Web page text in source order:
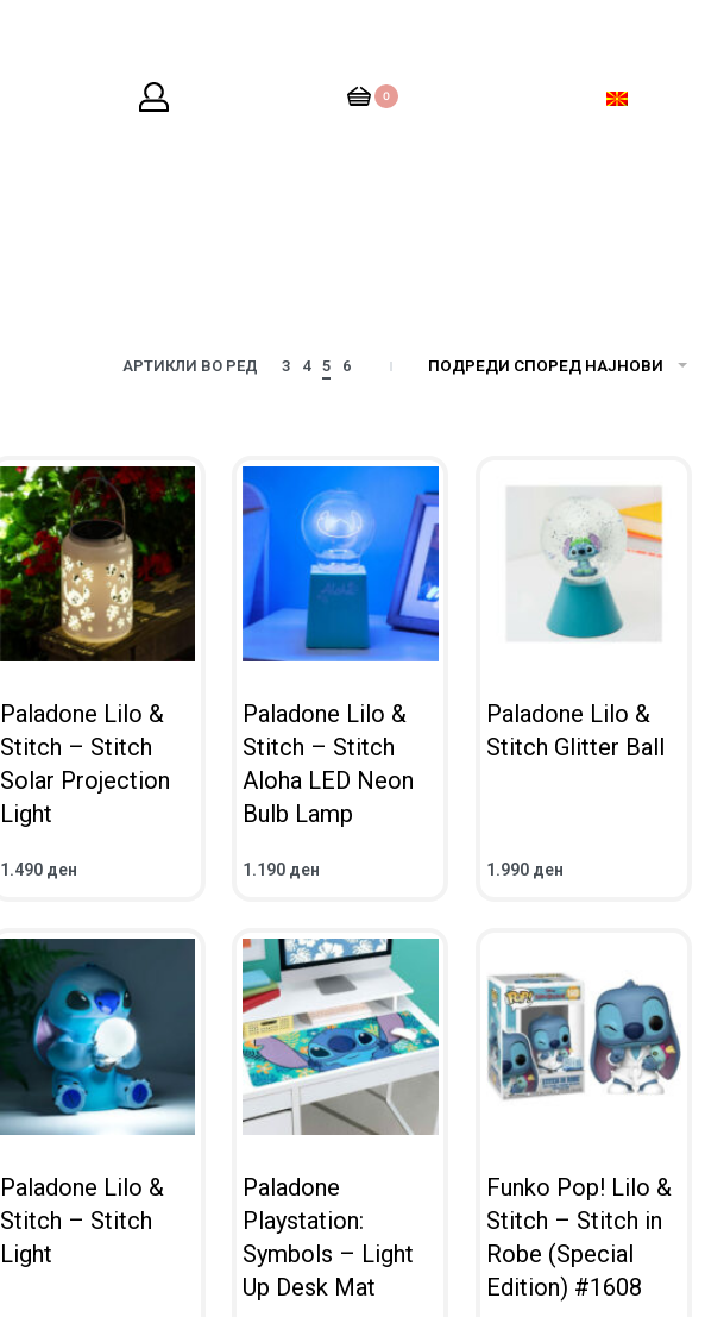
0
АРТИКЛИ ВО РЕД 3 4 5 6 ПОДРЕДИ СПОРЕД НАЈНОВИ
Paladone Lilo &
Stitch – Stitch
Solar Projection
Light
1.490 ден
ВО КОШНИЧКА
Paladone Lilo &
Stitch – Stitch
Aloha LED Neon
Bulb Lamp
1.190 ден
ВО КОШНИЧКА
Paladone Lilo &
Stitch Glitter Ball
1.990 ден
ВО КОШНИЧКА
Paladone Lilo &
Stitch – Stitch
Light
Paladone
Playstation:
Symbols – Light
Up Desk Mat
Funko Pop! Lilo &
Stitch – Stitch in
Robe (Special
Edition) #1608